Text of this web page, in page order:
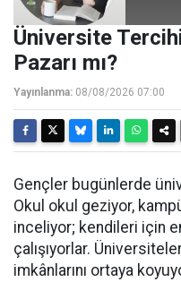
Üniversite
Pazarı mı?
Yayınlanma: 08/08/2026 07:00
Gençler bugünlerde
Okul okul geziyor,
inceliyor; kendileri için
çalışıyorlar.
imkânlarını ortaya